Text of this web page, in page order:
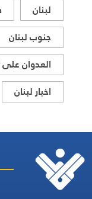
لبنان
جنوب لبنان
العدوان
اخبار لبنان